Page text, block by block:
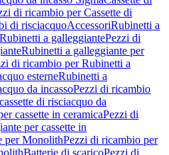
di ricambio per Cassette di
di risciacquoAccessoriRubinetti a
Rubinetti a galleggiantePezzi di
Rubinetti a galleggiante per
di ricambio per Rubinetti a
esterneRubinetti a
da incassoPezzi di ricambio
di risciacquo da
cassette in ceramicaPezzi di
per cassette in
per MonolithPezzi di ricambio per
Batterie di scaricoPezzi di